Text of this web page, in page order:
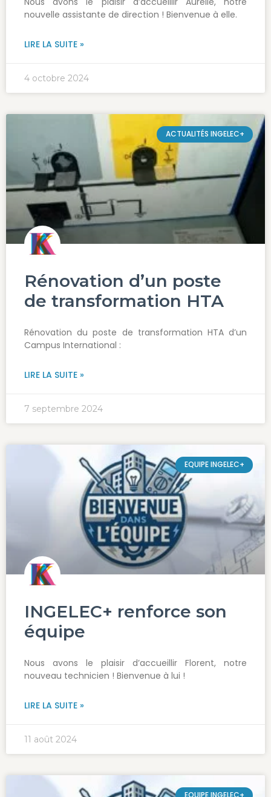
nouvelle assistante de direction ! Bienvenue à elle.
LIRE LA SUITE »
4 octobre 2024
ACTUALITÉS INGELEC+
Rénovation d’un poste
de transformation HTA
Rénovation du poste de transformation HTA d’un
Campus International :
LIRE LA SUITE »
7 septembre 2024
EQUIPE INGELEC+
INGELEC+ renforce son
équipe
Nous avons le plaisir d’accueillir Florent, notre
nouveau technicien ! Bienvenue à lui !
LIRE LA SUITE »
11 août 2024